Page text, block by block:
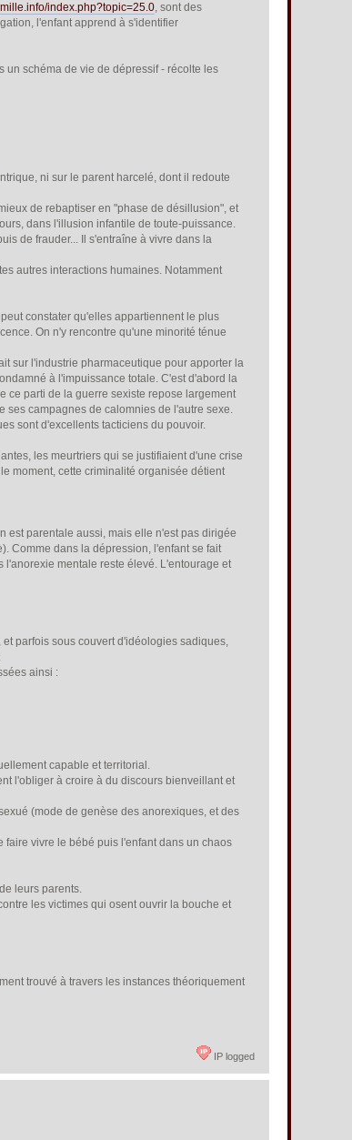
index.php?topic=25.0, sont des
l'enfant apprend à s'identifier
un schéma de vie de dépressif - récolte les
ni sur le parent harcelé, dont il redoute
de rebaptiser en "phase de désillusion", et
dans l'illusion infantile de toute-puissance.
de frauder... Il s'entraîne à vivre dans la
autres interactions humaines. Notamment
constater qu'elles appartiennent le plus
On n'y rencontre qu'une minorité ténue
sur l'industrie pharmaceutique pour apporter la
à l'impuissance totale. C'est d'abord la
ce parti de la guerre sexiste repose largement
ses campagnes de calomnies de l'autre sexe.
sont d'excellents tacticiens du pouvoir.
les meurtriers qui se justifiaient d'une crise
moment, cette criminalité organisée détient
est parentale aussi, mais elle n'est pas dirigée
Comme dans la dépression, l'enfant se fait
l'anorexie mentale reste élevé. L'entourage et
parfois sous couvert d'idéologies sadiques,
ainsi :
capable et territorial.
l'obliger à croire à du discours bienveillant et
(mode de genèse des anorexiques, et des
faire vivre le bébé puis l'enfant dans un chaos
leurs parents.
les victimes qui osent ouvrir la bouche et
trouvé à travers les instances théoriquement
IP logged